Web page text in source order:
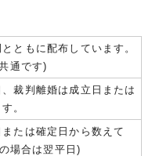
ともに配布しています。
通です)
裁判離婚は成立日または
。
たは確定日から数えて
場合は翌平日)